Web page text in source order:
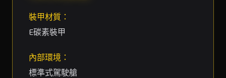
裝甲材質：
E碳素裝甲
內部環境：
標準式駕駛艙